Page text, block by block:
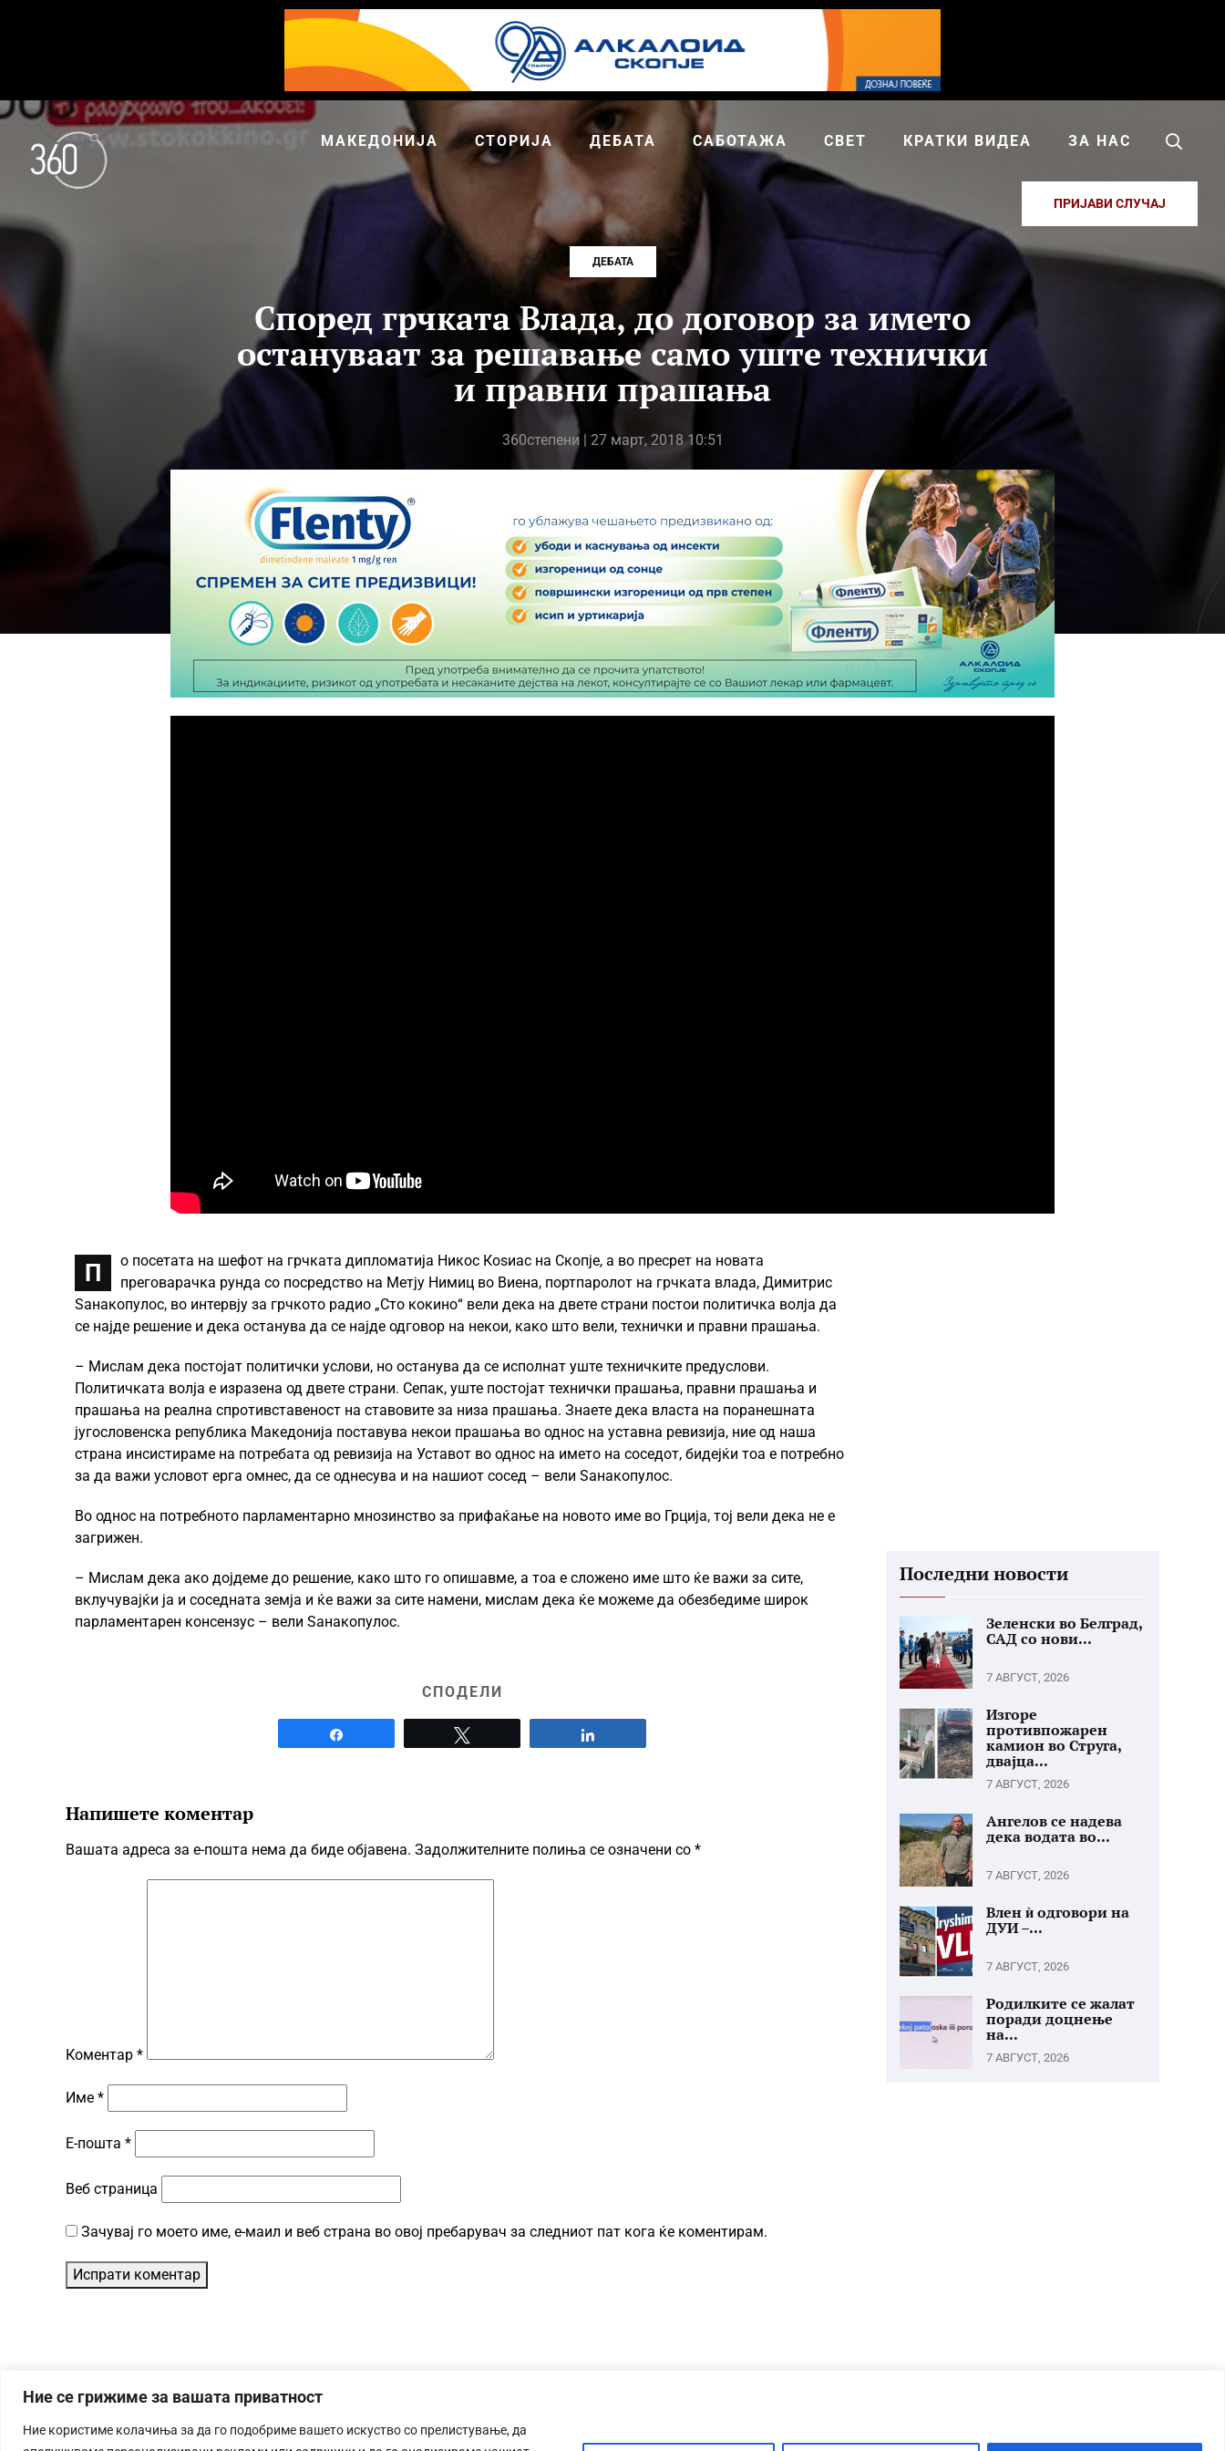
Ние се грижиме за вашата приватност
Ние користиме колачиња за да го подобриме вашето искуство со прелистување, да
МАКЕДОНИЈА СТОРИЈА ДЕБАТА САБОТАЖА СВЕТ КРАТКИ ВИДЕА ЗА НАС
ПРИЈАВИ СЛУЧАЈ
ДЕБАТА
Според грчката Влада, до договор за името
остануваат за решавање само уште технички
и правни прашања
360степени | 27 март, 2018 10:51
П
о посетата на шефот на грчката дипломатија Никос Коѕиас на Скопје, а во пресрет на новата
преговарачка рунда со посредство на Метју Нимиц во Виена, портпаролот на грчката влада, Димитрис
Ѕанакопулос, во интервју за грчкото радио „Сто кокино“ вели дека на двете страни постои политичка волја да
се најде решение и дека останува да се најде одговор на некои, како што вели, технички и правни прашања.
– Мислам дека постојат политички услови, но останува да се исполнат уште техничките предуслови.
Политичката волја е изразена од двете страни. Сепак, уште постојат технички прашања, правни прашања и
прашања на реална спротивставеност на ставовите за низа прашања. Знаете дека власта на поранешната
југословенска република Македонија поставува некои прашања во однос на уставна ревизија, ние од наша
страна инсистираме на потребата од ревизија на Уставот во однос на името на соседот, бидејќи тоа е потребно
за да важи условот ерга омнес, да се однесува и на нашиот сосед – вели Ѕанакопулос.
Во однос на потребното парламентарно мнозинство за прифаќање на новото име во Грција, тој вели дека не е
загрижен.
– Мислам дека ако дојдеме до решение, како што го опишавме, а тоа е сложено име што ќе важи за сите,
вклучувајќи ја и соседната земја и ќе важи за сите намени, мислам дека ќе можеме да обезбедиме широк
парламентарен консензус – вели Ѕанакопулос.
СПОДЕЛИ
Напишете коментар
Вашата адреса за е-пошта нема да биде објавена. Задолжителните полиња се означени со *
Коментар *
Име *
Е-пошта *
Веб страница
Зачувај го моето име, е-маил и веб страна во овој пребарувач за следниот пат кога ќе коментирам.
Последни новости
Зеленски во Белград,
САД со нови...
7 АВГУСТ, 2026
Изгоре
противпожарен
камион во Струга,
двајца...
7 АВГУСТ, 2026
Ангелов се надева
дека водата во...
7 АВГУСТ, 2026
Влен ѝ одговори на
ДУИ –...
7 АВГУСТ, 2026
Родилките се жалат
поради доцнење
на...
7 АВГУСТ, 2026